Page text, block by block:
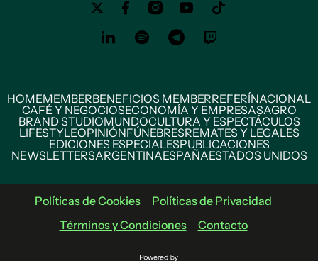
HOMEMEMBERBENEFICIOS MEMBERREFERÍNACIONAL
CAFÉ Y NEGOCIOSECONOMÍA Y EMPRESASAGRO
BRAND STUDIOMUNDOCULTURA Y ESPECTÁCULOS
LIFESTYLEOPINIÓNFÚNEBRESREMATES Y LEGALES
EDICIONES ESPECIALESPUBLICACIONES
NEWSLETTERSARGENTINAESPAÑAESTADOS UNIDOS
Políticas de Cookies
Políticas de Privacidad
Términos y Condiciones
Contacto